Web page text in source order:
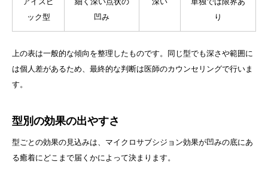
ック型
凹み
り
上の表は一般的な傾向を整理したものです。同じ型でも深さや範囲に
は個人差があるため、最終的な判断は医師のカウンセリングで行いま
す。
型別の効果の出やすさ
型ごとの効果の見込みは、マイクロサブシジョン効果が凹みの底にあ
る癒着にどこまで届くかによって決まります。